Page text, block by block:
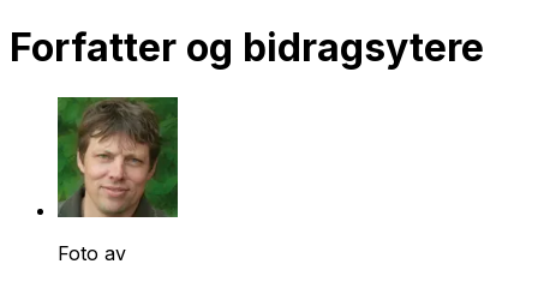
Forfatter og bidragsytere
Foto av